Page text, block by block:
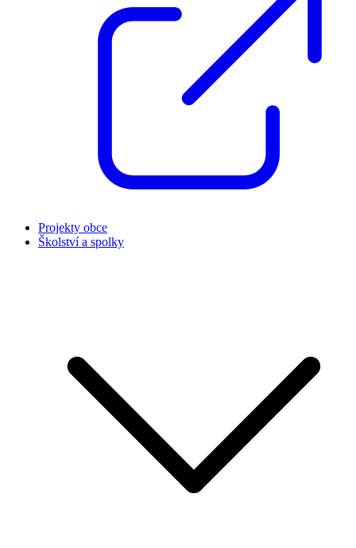
Projekty obce
Školství a spolky